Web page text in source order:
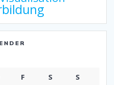
F S
S